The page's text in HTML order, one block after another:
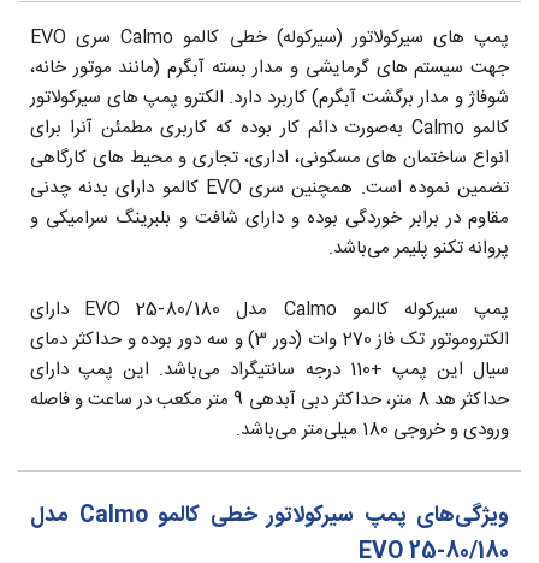
پمپ های سیرکولاتور (سیرکوله) خطی کالمو Calmo سری EVO
جهت سیستم های گرمایشی و مدار بسته آبگرم (مانند موتور خانه،
شوفاژ و مدار برگشت آبگرم) کاربرد دارد. الکترو پمپ های سیرکولاتور
کالمو Calmo به‌صورت دائم کار بوده که کاربری مطمئن آنرا برای
انواع ساختمان های مسکونی، اداری، تجاری و محیط های کارگاهی
تضمین نموده است. همچنین سری EVO کالمو دارای بدنه چدنی
مقاوم در برابر خوردگی بوده و دارای شافت و بلبرینگ سرامیکی و
پروانه تکنو پلیمر می‌باشد.
پمپ سیرکوله کالمو Calmo مدل EVO 25-80/180 دارای
الکتروموتور تک فاز 270 وات (دور 3) و سه دور بوده و حداکثر دمای
سیال این پمپ +110 درجه سانتیگراد می‌باشد. این پمپ دارای
حداکثر هد 8 متر، حداکثر دبی آبدهی 9 متر مکعب در ساعت و فاصله
ورودی و خروجی 180 میلی‌متر می‌باشد.
ویژگی‌های پمپ سیرکولاتور خطی کالمو Calmo مدل
EVO 25-80/180